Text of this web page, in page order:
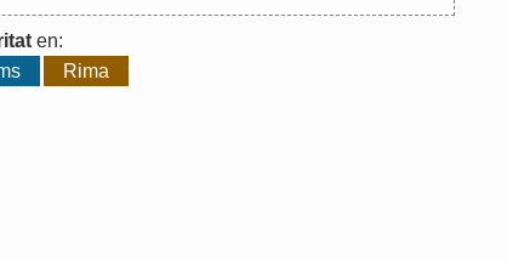
en:
Rima